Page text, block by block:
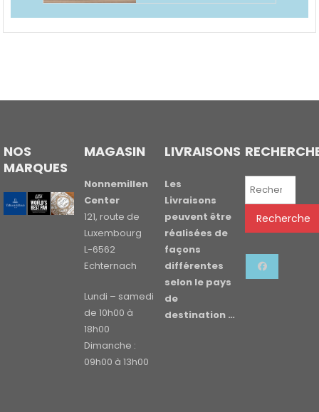
NOS
MARQUES
MAGASIN
Nonnemillen
Center
121, route de
Luxembourg
L-6562
Echternach
Lundi – samedi
de 10h00 à
18h00
Dimanche :
09h00 à 13h00
LIVRAISONS
Les
Livraisons
peuvent être
réalisées de
façons
différentes
selon le pays
de
destination …
Recherche
Recherche